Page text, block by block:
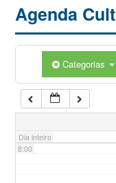
Agenda
Categorias
Dia inteiro
5:00
7:00
8:00